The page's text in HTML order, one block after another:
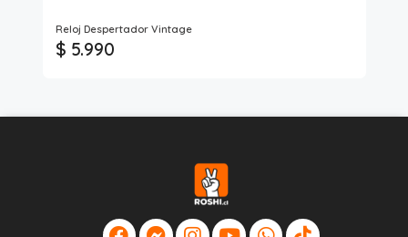
Reloj Despertador Vintage
$ 5.990